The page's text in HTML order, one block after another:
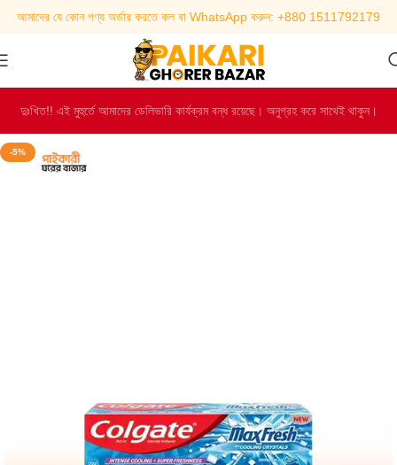
আমাদের যে কোন পণ্য অর্ডার করতে কল বা WhatsApp করুন: +880 1511792179
দুঃখিত!! এই মুহুর্তে আমাদের ডেলিভারি কার্যক্রম বন্ধ রয়েছে। অনুগ্রহ করে সাথেই থাকুন।
-5%